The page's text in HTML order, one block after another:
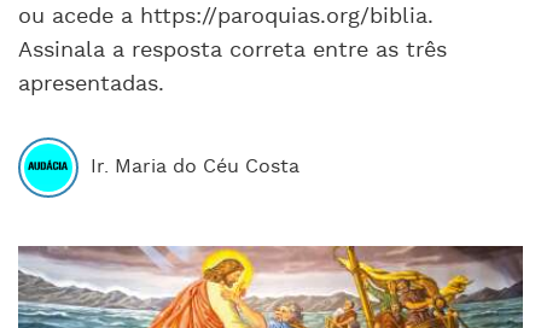
ou acede a https://paroquias.org/biblia.
Assinala a resposta correta entre as três
apresentadas.
Ir. Maria do Céu Costa